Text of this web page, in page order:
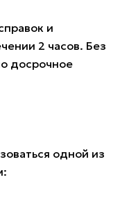
и
2 часов. Без
досрочное
одной из